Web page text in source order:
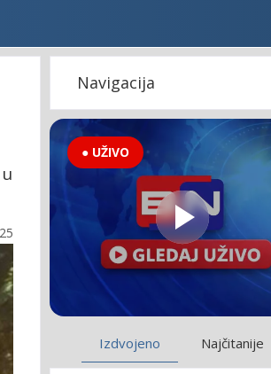
Navigacija
● UŽIVO
Izdvojeno Najčitanije